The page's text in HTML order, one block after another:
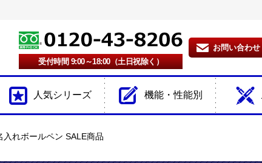
受付時間 9:00～18:00（土日祝除く）
お問い合わせ
人気シリーズ 機能・性能別
入れボールペン SALE商品